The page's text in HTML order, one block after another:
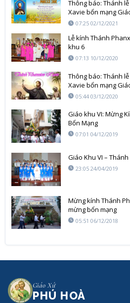
Thông báo: Thánh
Xavie bổn mạng
07:25 02/12/2021
Lễ kính Thánh
khu 6
07:13 10/12/2020
Thông báo: Thánh
Xavie bổn mạng
05:44 03/12/2020
Giáo khu VI: Mừng
Bổn Mạng
07:01 04/12/2019
Giáo Khu VI –
23:05 24/04/2019
Mừng kính Thánh
mừng bổn mạng
05:51 06/12/2018
Giáo Xứ
PHÚ HOÀ